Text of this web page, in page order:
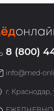
8 (800)
info@med-
г. Краснодар,